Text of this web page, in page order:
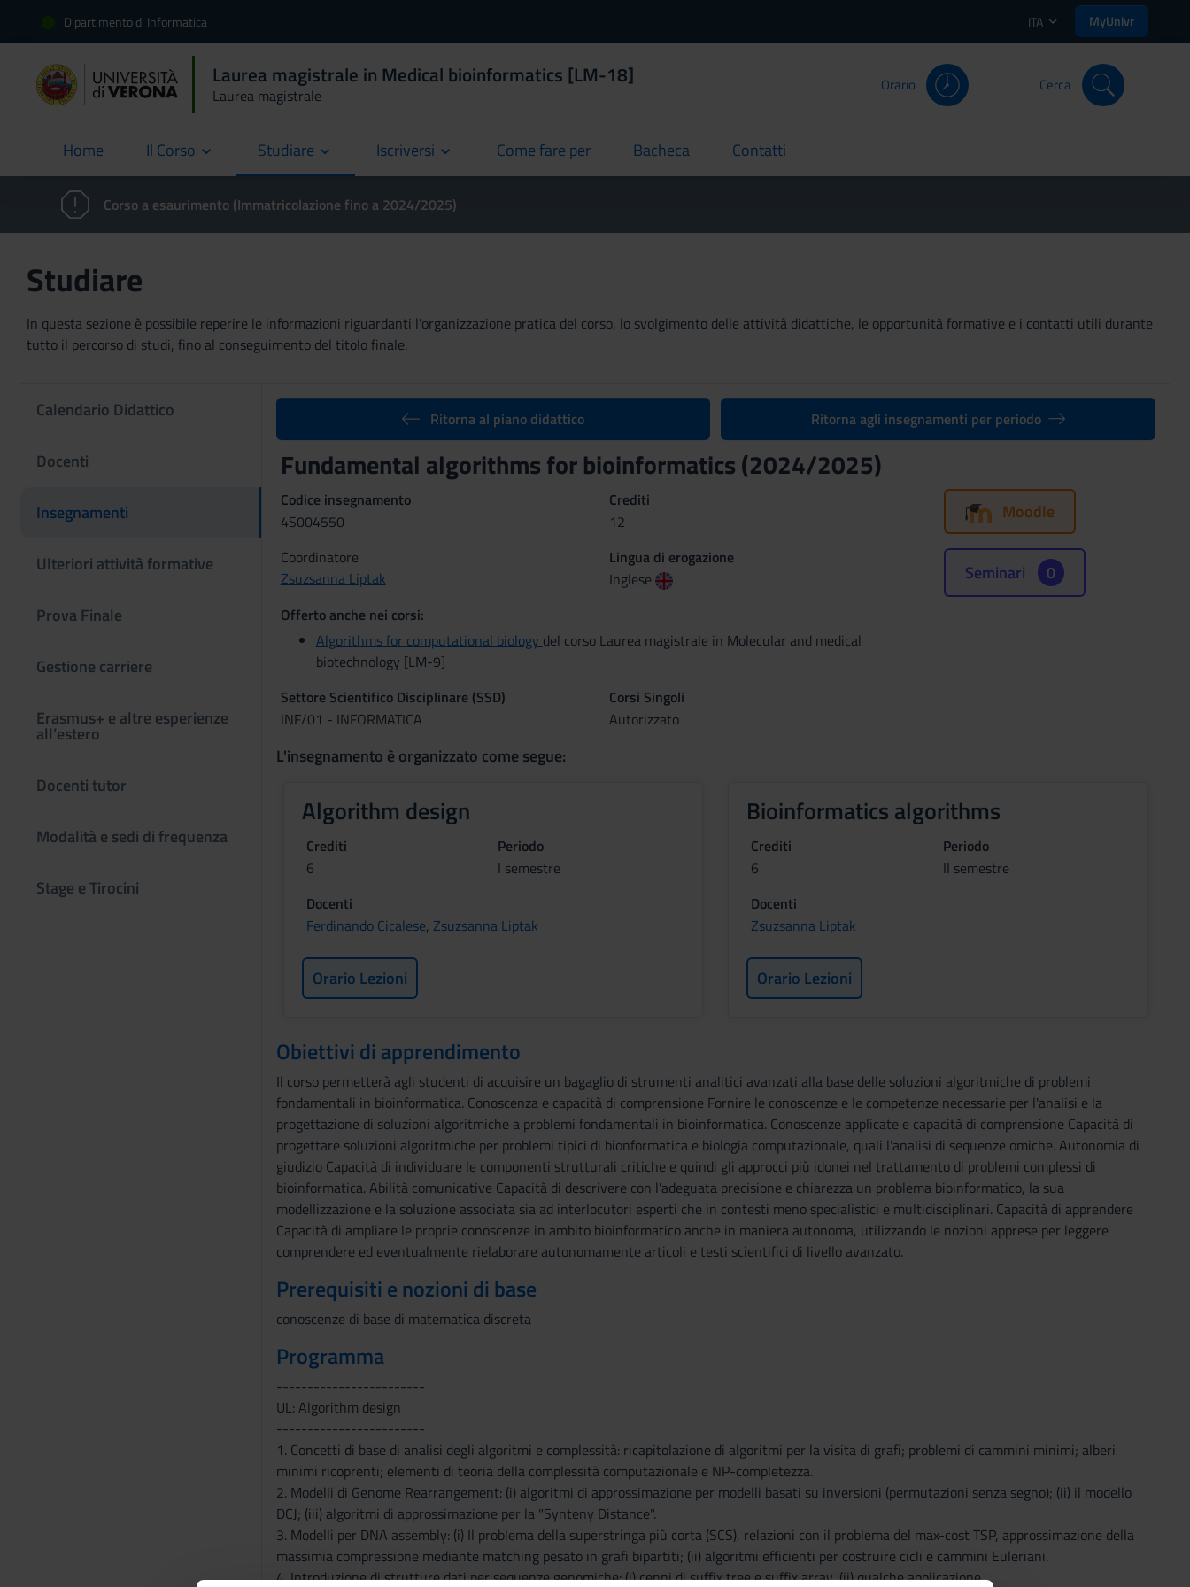
Dipartimento di Informatica ITA MyUnivr
Laurea magistrale in Medical bioinformatics [LM-18]
Laurea magistrale
Orario Cerca
Home
current Il Corso Studiare Iscriversi Come fare per
current Bacheca
current Contatti
current
Corso a esaurimento (Immatricolazione fino a 2024/2025)
Studiare
In questa sezione è possibile reperire le informazioni riguardanti l'organizzazione pratica del corso, lo svolgimento delle attività didattiche, le opportunità formative e i contatti utili durante
tutto il percorso di studi, fino al conseguimento del titolo finale.
Calendario Didattico
Docenti
Insegnamenti
Ulteriori attività formative
Prova Finale
Gestione carriere
Erasmus+ e altre esperienze
all’estero
Docenti tutor
Modalità e sedi di frequenza
Stage e Tirocini
Ritorna al piano didattico Ritorna agli insegnamenti per periodo
Fundamental algorithms for bioinformatics (2024/2025)
Codice insegnamento
4S004550
Crediti
12
Coordinatore
Zsuzsanna Liptak
Lingua di erogazione
Inglese
Offerto anche nei corsi:
Algorithms for computational biology del corso Laurea magistrale in Molecular and medical
biotechnology [LM-9]
Settore Scientifico Disciplinare (SSD)
INF/01 - INFORMATICA
Corsi Singoli
Autorizzato
Moodle
Seminari 0
L'insegnamento è organizzato come segue:
Algorithm design
Crediti
6
Periodo
I semestre
Docenti
Ferdinando Cicalese, Zsuzsanna Liptak
Orario Lezioni
Bioinformatics algorithms
Crediti
6
Periodo
II semestre
Docenti
Zsuzsanna Liptak
Orario Lezioni
Obiettivi di apprendimento
Il corso permetterà agli studenti di acquisire un bagaglio di strumenti analitici avanzati alla base delle soluzioni algoritmiche di problemi
fondamentali in bioinformatica. Conoscenza e capacità di comprensione Fornire le conoscenze e le competenze necessarie per l'analisi e la
progettazione di soluzioni algoritmiche a problemi fondamentali in bioinformatica. Conoscenze applicate e capacità di comprensione Capacità di
progettare soluzioni algoritmiche per problemi tipici di bionformatica e biologia computazionale, quali l'analisi di sequenze omiche. Autonomia di
giudizio Capacità di individuare le componenti strutturali critiche e quindi gli approcci più idonei nel trattamento di problemi complessi di
bioinformatica. Abilità comunicative Capacità di descrivere con l'adeguata precisione e chiarezza un problema bioinformatico, la sua
modellizzazione e la soluzione associata sia ad interlocutori esperti che in contesti meno specialistici e multidisciplinari. Capacità di apprendere
Capacità di ampliare le proprie conoscenze in ambito bioinformatico anche in maniera autonoma, utilizzando le nozioni apprese per leggere
comprendere ed eventualmente rielaborare autonomamente articoli e testi scientifici di livello avanzato.
Prerequisiti e nozioni di base
conoscenze di base di matematica discreta
Programma
------------------------
UL: Algorithm design
------------------------
1. Concetti di base di analisi degli algoritmi e complessità: ricapitolazione di algoritmi per la visita di grafi; problemi di cammini minimi; alberi
minimi ricoprenti; elementi di teoria della complessità computazionale e NP-completezza.
2. Modelli di Genome Rearrangement: (i) algoritmi di approssimazione per modelli basati su inversioni (permutazioni senza segno); (ii) il modello
DCJ; (iii) algoritmi di approssimazione per la "Synteny Distance".
3. Modelli per DNA assembly: (i) Il problema della superstringa più corta (SCS), relazioni con il problema del max-cost TSP, approssimazione della
massimia compressione mediante matching pesato in grafi bipartiti; (ii) algoritmi efficienti per costruire cicli e cammini Euleriani.
4. Introduzione di strutture dati per sequenze genomiche: (i) cenni di suffix tree e suffix array, (ii) qualche applicazione.